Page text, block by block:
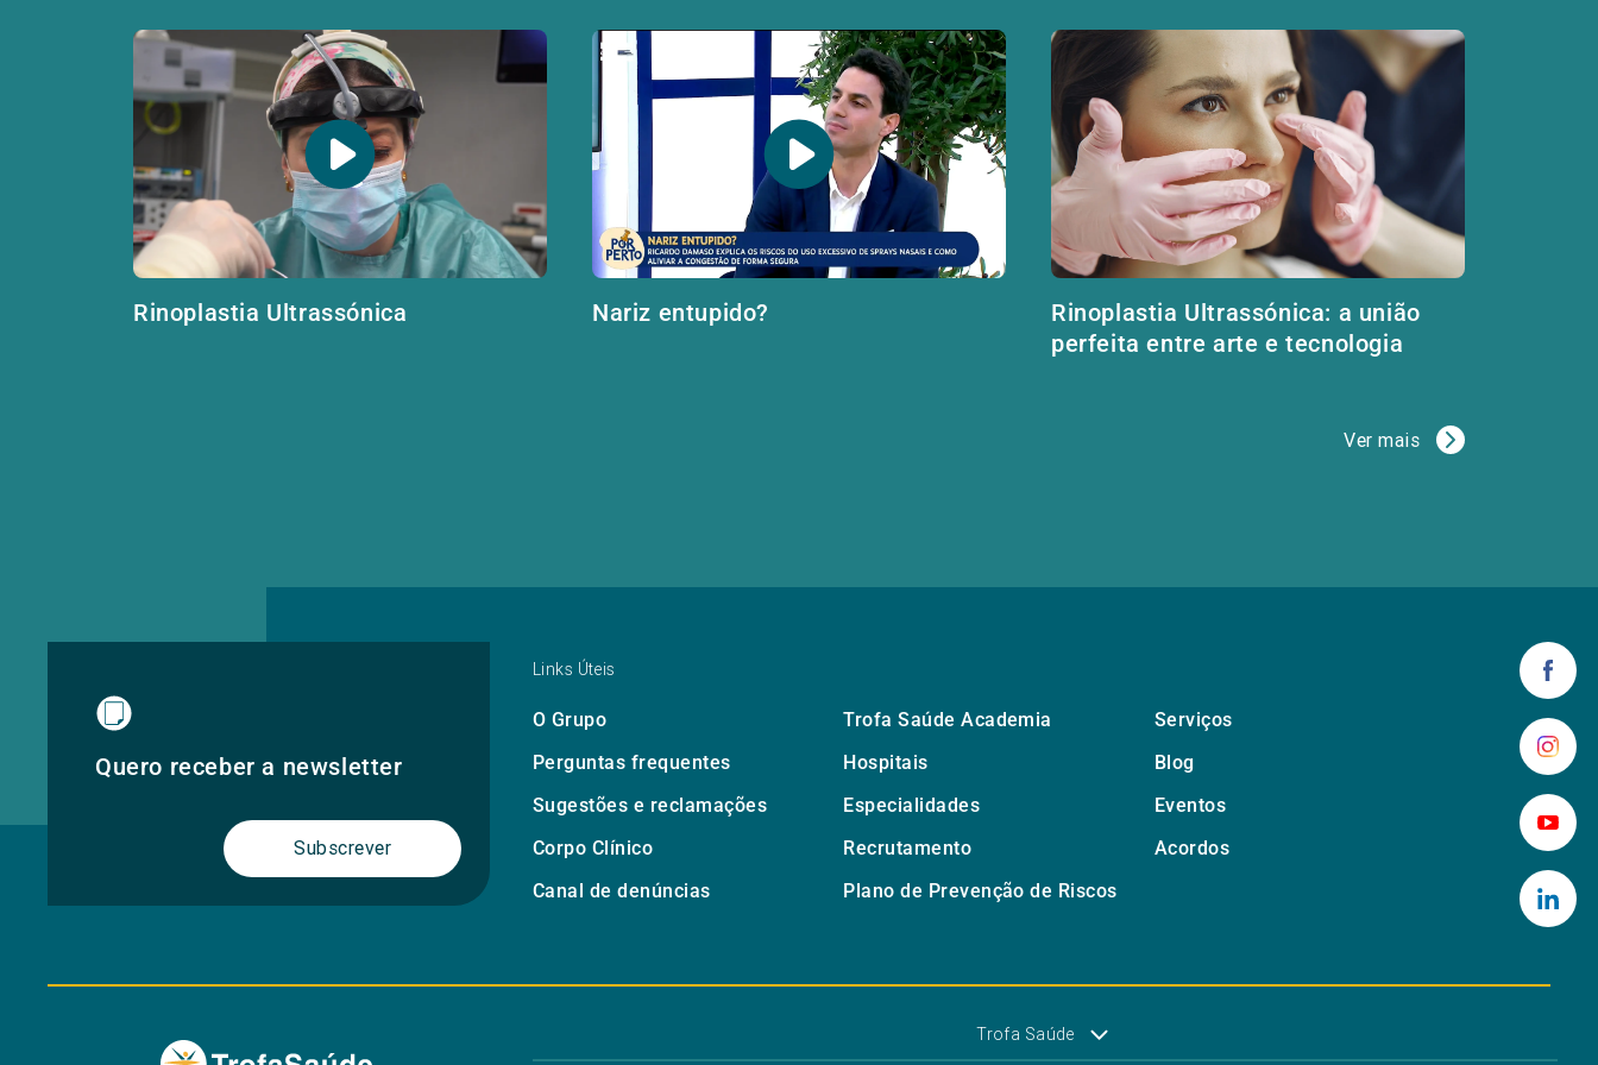
Rinoplastia Ultrassónica Nariz entupido?
Rinoplastia Ultrassónica: a união
perfeita entre arte e tecnologia
Ver mais
Quero receber a newsletter
Subscrever
Links Úteis
O Grupo Trofa Saúde Academia
Serviços
Perguntas frequentes
Hospitais
Blog
Sugestões e reclamações
Especialidades
Eventos
Corpo Clínico
Recrutamento
Acordos
Canal de denúncias
Plano de Prevenção de Riscos
Trofa Saúde